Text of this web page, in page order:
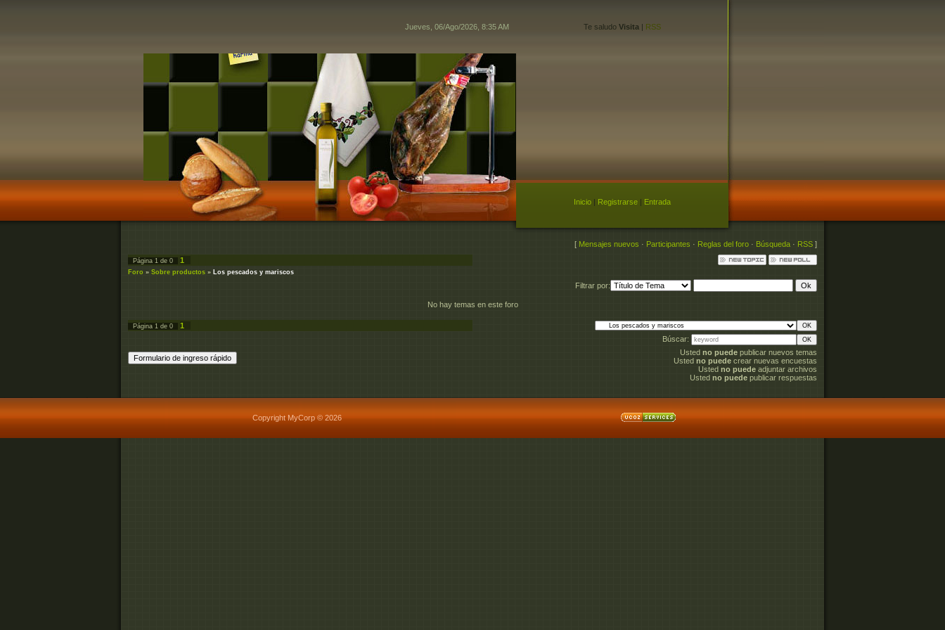
Jueves, 06/Ago/2026, 8:35 AM Te saludo Visita| RSS
Inicio| Registrarse| Entrada
[ Mensajes nuevos · Participantes · Reglas del foro · Búsqueda · RSS ]
Página 1 de 0 1
Foro » Sobre productos » Los pescados y mariscos
Filtrar por:
No hay temas en este foro
Página 1 de 0
1
Búscar:
Usted no puede publicar nuevos temas
Usted no puede crear nuevas encuestas
Usted no puede adjuntar archivos
Usted no puede publicar respuestas
Copyright MyCorp © 2026